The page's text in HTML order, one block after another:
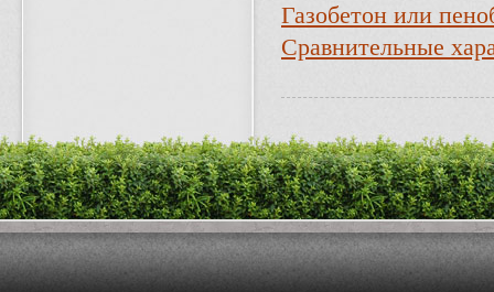
Газобетон или
Сравнительные